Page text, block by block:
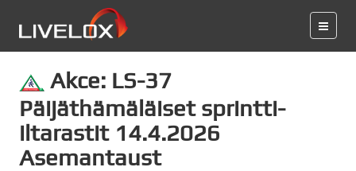
Akce: LS-37
Päijäthämäläiset sprintti-
iltarastit 14.4.2026
Asemantaust